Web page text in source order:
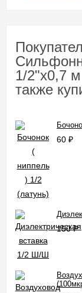
1/2"х0,7
также
60 ₽
150₽